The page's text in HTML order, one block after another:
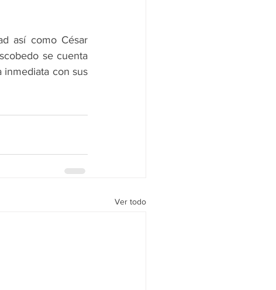
así como César
se cuenta
inmediata con sus
Ver todo